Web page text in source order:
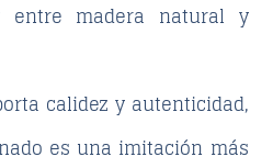
entre madera natural y
calidez y autenticidad,
es una imitación más